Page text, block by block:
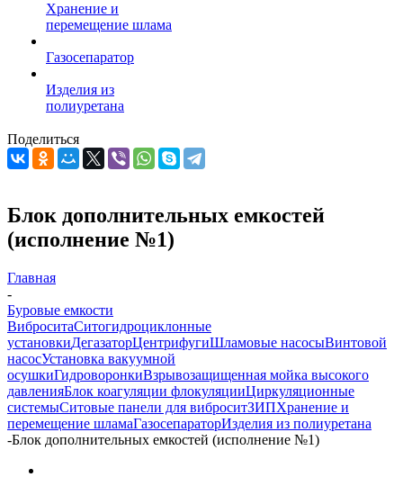
Хранение и
перемещение шлама
Газосепаратор
Изделия из
полиуретана
Поделиться
Блок дополнительных емкостей
(исполнение №1)
Главная
-
Буровые емкости
ВиброситаСитогидроциклонные
установкиДегазаторЦентрифугиШламовые насосыВинтовой
насосУстановка вакуумной
осушкиГидроворонкиВзрывозащищенная мойка высокого
давленияБлок коагуляции флокуляцииЦиркуляционные
системыСитовые панели для виброситЗИПХранение и
перемещение шламаГазосепараторИзделия из полиуретана
-Блок дополнительных емкостей (исполнение №1)